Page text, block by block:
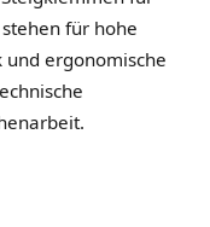
für hohe
ergonomische